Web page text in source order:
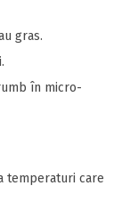
gras.
în micro-
temperaturi care